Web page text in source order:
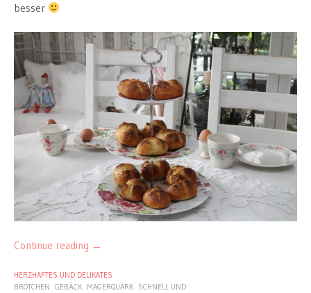
besser
Continue reading →
HERZHAFTES UND DELIKATES
BRÖTCHEN GEBÄCK MAGERQUARK SCHNELL UND